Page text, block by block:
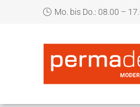
Mo. bis Do.: 08.00 –